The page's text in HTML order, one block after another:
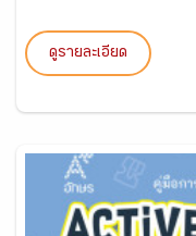
ดูรายละเอียด